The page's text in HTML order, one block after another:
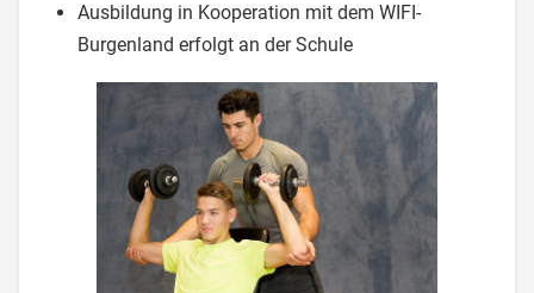
Ausbildung in Kooperation mit dem WIFI-
Burgenland erfolgt an der Schule